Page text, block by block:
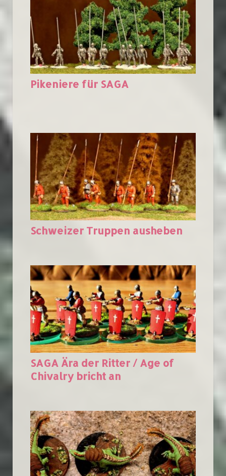
Pikeniere für SAGA
Schweizer Truppen ausheben
SAGA Ära der Ritter / Age of
Chivalry bricht an